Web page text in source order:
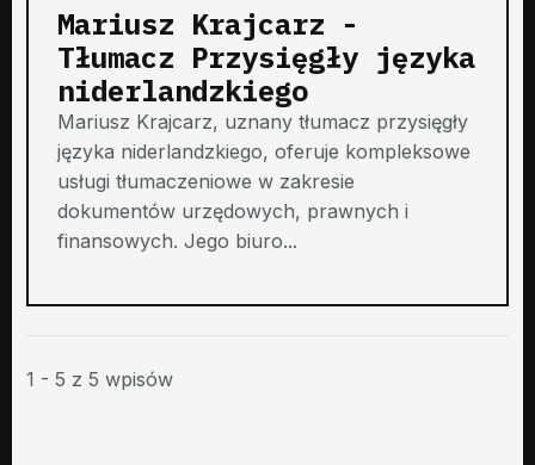
Mariusz Krajcarz -
Tłumacz Przysięgły języka
niderlandzkiego
Mariusz Krajcarz, uznany tłumacz przysięgły
języka niderlandzkiego, oferuje kompleksowe
usługi tłumaczeniowe w zakresie
dokumentów urzędowych, prawnych i
finansowych. Jego biuro...
1 - 5 z 5 wpisów